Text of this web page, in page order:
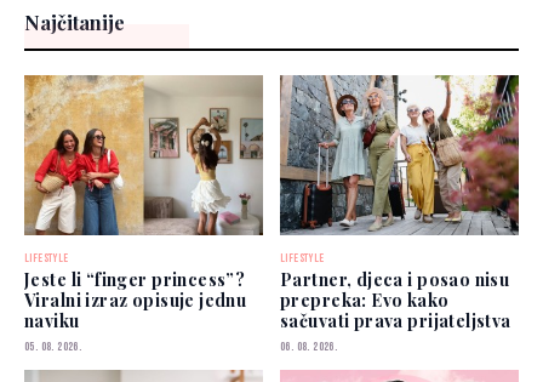
Najčitanije
LIFESTYLE
Jeste li “finger princess”?
Viralni izraz opisuje jednu
naviku
05. 08. 2026.
LIFESTYLE
Partner, djeca i posao nisu
prepreka: Evo kako
sačuvati prava prijateljstva
06. 08. 2026.